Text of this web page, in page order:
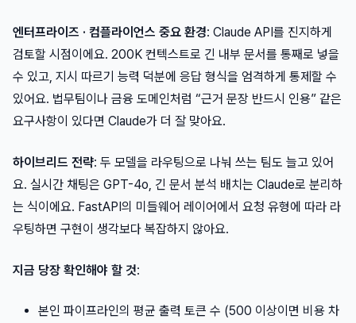
엔터프라이즈 · 컴플라이언스 중요 환경: Claude API를 진지하게
검토할 시점이에요. 200K 컨텍스트로 긴 내부 문서를 통째로 넣을
수 있고, 지시 따르기 능력 덕분에 응답 형식을 엄격하게 통제할 수
있어요. 법무팀이나 금융 도메인처럼 “근거 문장 반드시 인용” 같은
요구사항이 있다면 Claude가 더 잘 맞아요.
하이브리드 전략: 두 모델을 라우팅으로 나눠 쓰는 팀도 늘고 있어
요. 실시간 채팅은 GPT-4o, 긴 문서 분석 배치는 Claude로 분리하
는 식이에요. FastAPI의 미들웨어 레이어에서 요청 유형에 따라 라
우팅하면 구현이 생각보다 복잡하지 않아요.
지금 당장 확인해야 할 것:
본인 파이프라인의 평균 출력 토큰 수 (500 이상이면 비용 차